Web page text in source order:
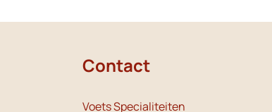
Contact
Voets Specialiteiten